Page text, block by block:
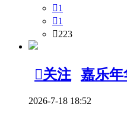
1
1
223
关注 嘉乐年
2026-7-18 18:52